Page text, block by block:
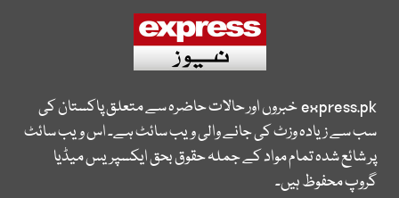
express.pkخبروں اور حالات حاضرہ سے متعلق پاکستان کی
سب سے زیادہ وزٹ کی جانے والی ویب سائٹ ہے۔ اس ویب سائٹ
پر شائع شدہ تمام مواد کے جملہ حقوق بحق ایکسپریس میڈیا
گروپ محفوظ ہیں۔